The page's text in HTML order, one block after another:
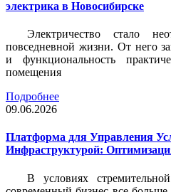
электрика в Новосибирске
Электричество стало
повседневной жизни. От него
и функциональность
помещения
Подробнее
09.06.2026
Платформа для Управления
Инфраструктурой:
В условиях